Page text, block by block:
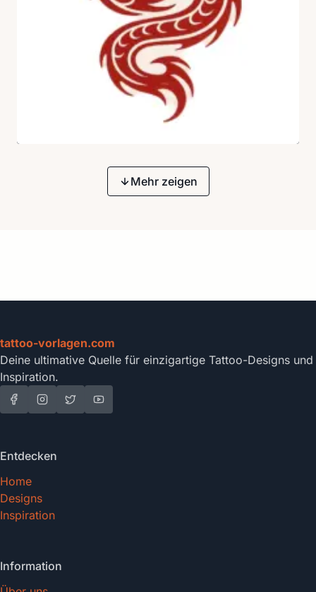
Mehr zeigen
tattoo-vorlagen.com
Deine ultimative Quelle für einzigartige Tattoo-Designs und
Inspiration.
Entdecken
Home
Designs
Inspiration
Information